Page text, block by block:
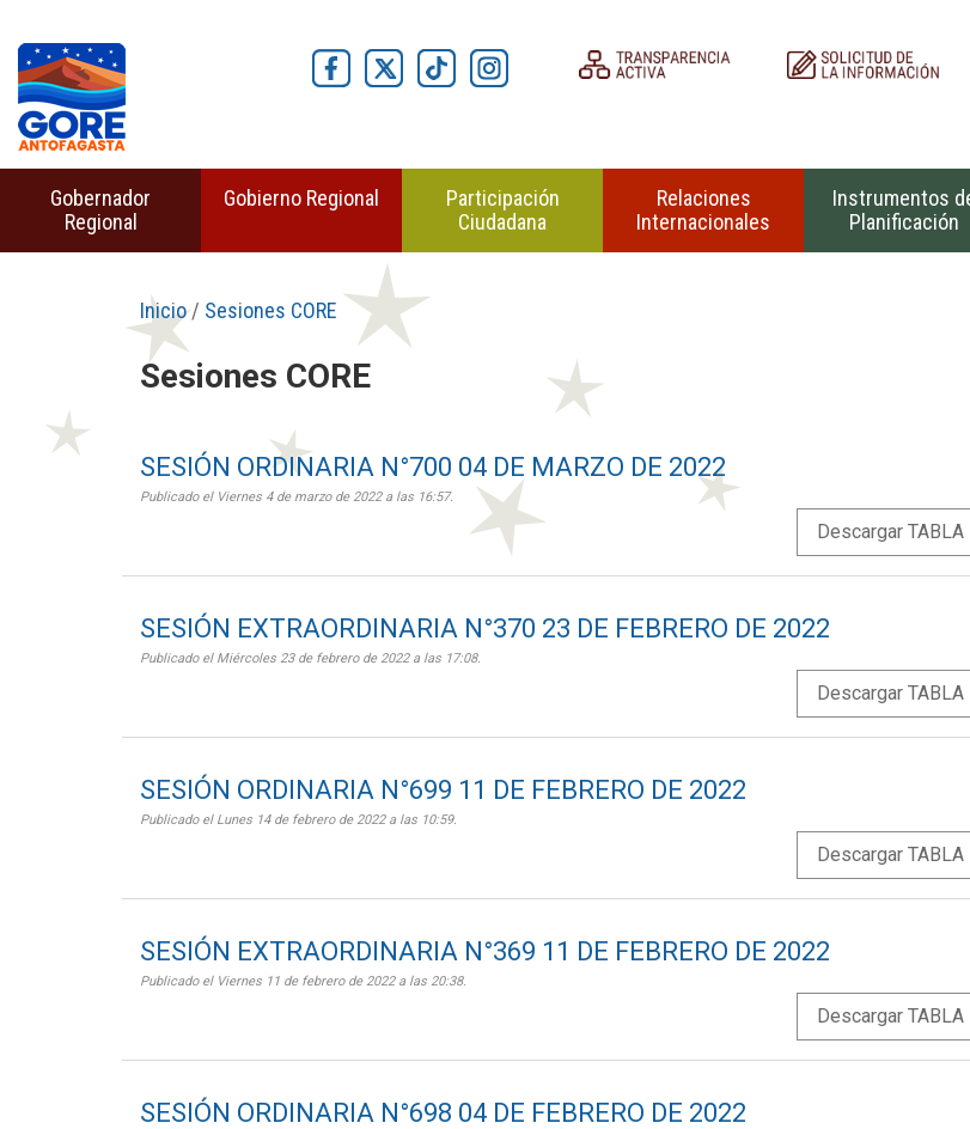
Gobernador
Regional
Gobierno Regional
Participación
Ciudadana
Relaciones
Internacionales
Instrumentos
Planificación
Inicio/ Sesiones CORE
Sesiones CORE
SESIÓN ORDINARIA N°700 04 DE MARZO DE 2022
Publicado el Viernes 4 de marzo de 2022 a las 16:57.
Descargar TABLA
SESIÓN EXTRAORDINARIA N°370 23 DE FEBRERO DE 2022
Publicado el Miércoles 23 de febrero de 2022 a las 17:08.
Descargar TABLA
SESIÓN ORDINARIA N°699 11 DE FEBRERO DE 2022
Publicado el Lunes 14 de febrero de 2022 a las 10:59.
Descargar TABLA
SESIÓN EXTRAORDINARIA N°369 11 DE FEBRERO DE 2022
Publicado el Viernes 11 de febrero de 2022 a las 20:38.
Descargar TABLA
SESIÓN ORDINARIA N°698 04 DE FEBRERO DE 2022